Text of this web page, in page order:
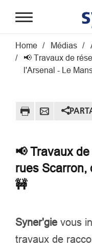
Fil d'Ariane
Home Médias
📢 Travaux de
l'Arsenal - Le
📢 Travaux
rues Scarron,
🚧
Syner'gie vous
travaux de